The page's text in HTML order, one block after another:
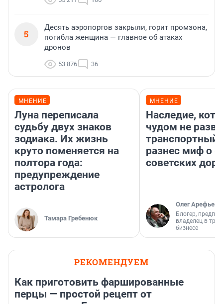
5
Десять аэропортов закрыли, горит промзона,
погибла женщина — главное об атаках
дронов
53 876 36
МНЕНИЕ
Луна переписала
судьбу двух знаков
зодиака. Их жизнь
круто поменяется на
полтора года:
предупреждение
астролога
Тамара Гребенюк
МНЕНИЕ
Наследие,
чудом не
транспортный
разнес миф о
советских
Олег Арефьев
Блогер,
владелец в
бизнесе
РЕКОМЕНДУЕМ
Как приготовить фаршированные
перцы — простой рецепт от